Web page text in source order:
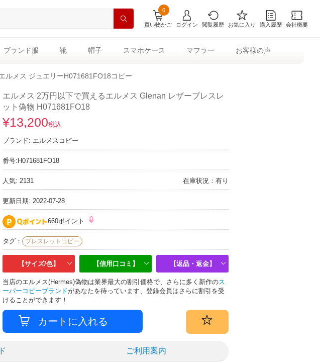
買い物かご
0
ログイン 閲覧履歴 お気に入り 購入履歴 会社概要
ブランド服 靴 帽子 スマホケース マフラー お客様の声
ルメス ジュエリーH071681FO18コピー
エルメス 2万円以下で買えるエルメス Glenan レザーブレスレ
ット偽物 H071681FO18
¥13,200税込
ブランド: エルメスコピー
番号: H071681FO18
人気: 2131 在庫状況：有り
更新日期: 2022-07-28
660ポイント
タグ： ブレスレットコピー
【サイズ/色】 【信用口コミ】 【返品・返金】
当店のエルメス(Hermes)偽物は業界最大の割引価格で、さらに多く新作のス
ーパーコピーブランドがあなたを待っています、登録会員はさらに割引を受
けることができます！
ご利用案内